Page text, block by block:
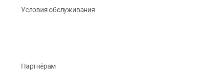
Условия обслуживания
Партнёрам